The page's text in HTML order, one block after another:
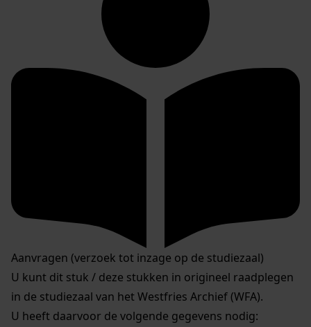
Aanvragen (verzoek tot inzage op de studiezaal)
U kunt dit stuk / deze stukken in origineel raadplegen
in de studiezaal van het Westfries Archief (WFA).
U heeft daarvoor de volgende gegevens nodig: